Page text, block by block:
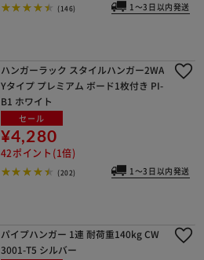
(146) 1～3日以内発送
ハンガーラック スタイルハンガー2WA
Yタイプ プレミアム ボード1枚付き PI-
B1 ホワイト
セール
¥4,280
42ポイント(1倍)
(202) 1～3日以内発送
パイプハンガー 1連 耐荷重140kg CW
3001-T5 シルバー